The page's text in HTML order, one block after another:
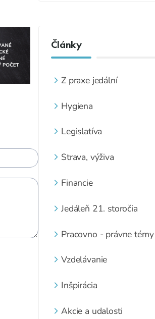
Články
Z praxe jedální
Hygiena
Legislatíva
Strava, výživa
Financie
Jedáleň 21. storočia
Pracovno - právne témy
Vzdelávanie
Inšpirácia
Akcie a udalosti